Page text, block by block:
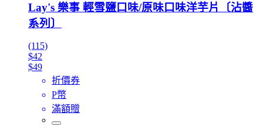
Lay's 樂事 輕雪鹽口味/原味口味洋芋片〔沾醬
系列〕
(115)
$42
$49
折價券
P幣
滿額贈